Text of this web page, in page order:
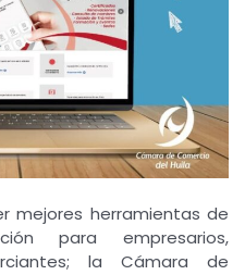
mejores herramientas de
para empresarios,
la Cámara de